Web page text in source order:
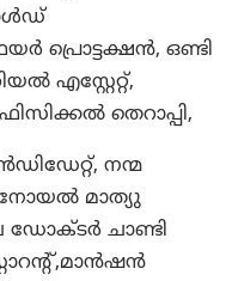
പ്രൊട്ടക്ഷൻ, ഒണ്ടി
എസ്റ്റേറ്റ്,
തെറാപ്പി,
നന്മ
മാത്യു
ഡോക്ടർ ചാണ്ടി